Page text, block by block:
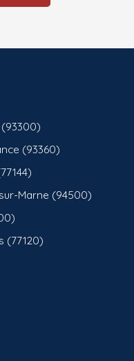
(93360)
Marne (94500)
(77120)